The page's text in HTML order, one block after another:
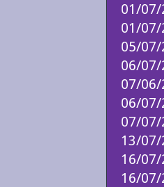
01/
01/
05/
06/
07/
06/
07/
13/
16/
16/